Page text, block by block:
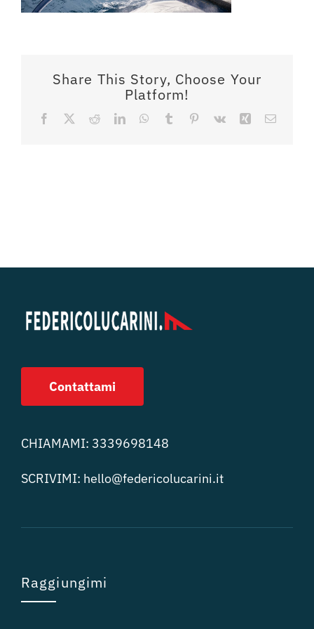
Share This Story, Choose Your
Platform!
Facebook RedditLinkedInWhatsApp
Tumblr Pinterest
Vk Xing Email
Contattami
CHIAMAMI: 3339698148
SCRIVIMI: hello@federicolucarini.it
Raggiungimi